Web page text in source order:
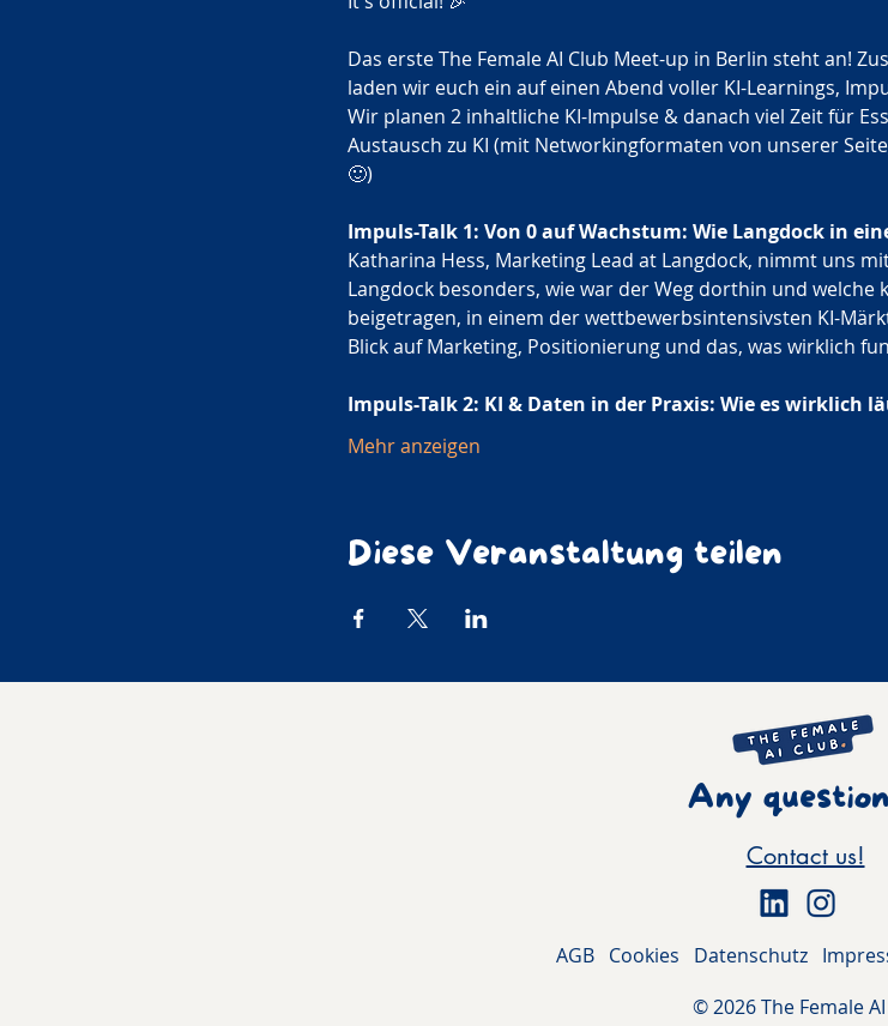
Das erste The Female AI Club Meet-up in Berlin steht an!
laden wir euch ein auf einen Abend voller KI-Learnings,
Wir planen 2 inhaltliche KI-Impulse & danach viel Zeit für
Austausch zu KI (mit Networkingformaten von unserer
🙂)
Impuls-Talk 1: Von 0 auf Wachstum: Wie Langdock in
Katharina Hess, Marketing Lead at Langdock, nimmt uns
Langdock besonders, wie war der Weg dorthin und welche
beigetragen, in einem der wettbewerbsintensivsten KI-
Blick auf Marketing, Positionierung und das, was wirklich
Impuls-Talk 2: KI & Daten in der Praxis: Wie es wirklich
Mehr anzeigen
Diese Veranstaltung teilen
Any
Contact us!
AGB Cookies Datenschutz
© 2026 The Female